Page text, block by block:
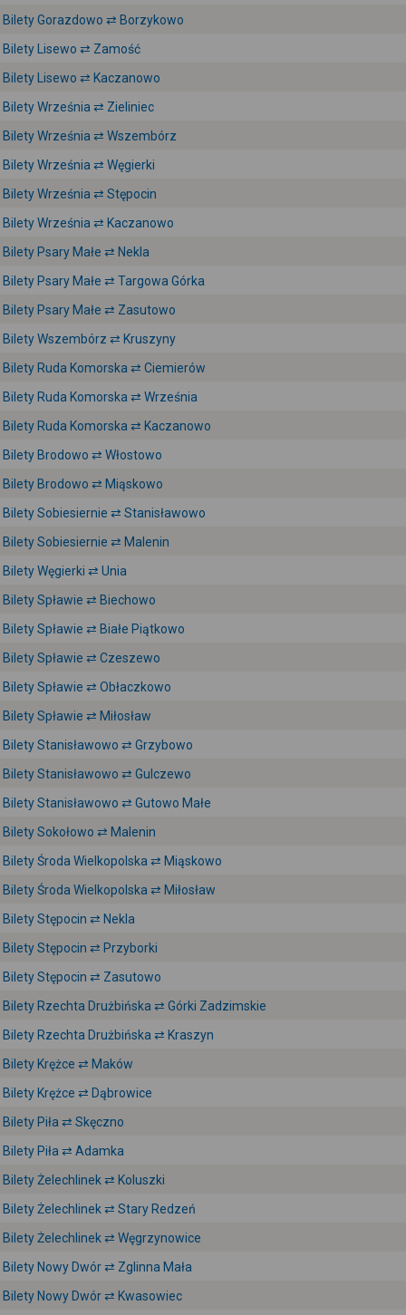
Bilety Gorazdowo ⇄ Borzykowo
Bilety Lisewo ⇄ Zamość
Bilety Lisewo ⇄ Kaczanowo
Bilety Września ⇄ Zieliniec
Bilety Września ⇄ Wszembórz
Bilety Września ⇄ Węgierki
Bilety Września ⇄ Stępocin
Bilety Września ⇄ Kaczanowo
Bilety Psary Małe ⇄ Nekla
Bilety Psary Małe ⇄ Targowa Górka
Bilety Psary Małe ⇄ Zasutowo
Bilety Wszembórz ⇄ Kruszyny
Bilety Ruda Komorska ⇄ Ciemierów
Bilety Ruda Komorska ⇄ Września
Bilety Ruda Komorska ⇄ Kaczanowo
Bilety Brodowo ⇄ Włostowo
Bilety Brodowo ⇄ Miąskowo
Bilety Sobiesiernie ⇄ Stanisławowo
Bilety Sobiesiernie ⇄ Malenin
Bilety Węgierki ⇄ Unia
Bilety Spławie ⇄ Biechowo
Bilety Spławie ⇄ Białe Piątkowo
Bilety Spławie ⇄ Czeszewo
Bilety Spławie ⇄ Obłaczkowo
Bilety Spławie ⇄ Miłosław
Bilety Stanisławowo ⇄ Grzybowo
Bilety Stanisławowo ⇄ Gulczewo
Bilety Stanisławowo ⇄ Gutowo Małe
Bilety Sokołowo ⇄ Malenin
Bilety Środa Wielkopolska ⇄ Miąskowo
Bilety Środa Wielkopolska ⇄ Miłosław
Bilety Stępocin ⇄ Nekla
Bilety Stępocin ⇄ Przyborki
Bilety Stępocin ⇄ Zasutowo
Bilety Rzechta Drużbińska ⇄ Górki Zadzimskie
Bilety Rzechta Drużbińska ⇄ Kraszyn
Bilety Krężce ⇄ Maków
Bilety Krężce ⇄ Dąbrowice
Bilety Piła ⇄ Skęczno
Bilety Piła ⇄ Adamka
Bilety Żelechlinek ⇄ Koluszki
Bilety Żelechlinek ⇄ Stary Redzeń
Bilety Żelechlinek ⇄ Węgrzynowice
Bilety Nowy Dwór ⇄ Zglinna Mała
Bilety Nowy Dwór ⇄ Kwasowiec